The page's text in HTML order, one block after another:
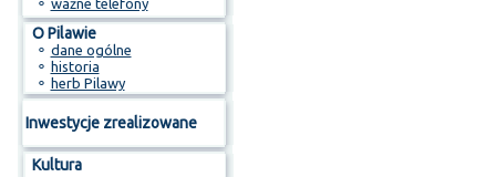
⚬ ważne telefony
O Pilawie
⚬ dane ogólne
⚬ historia
⚬ herb Pilawy
Inwestycje zrealizowane
Kultura